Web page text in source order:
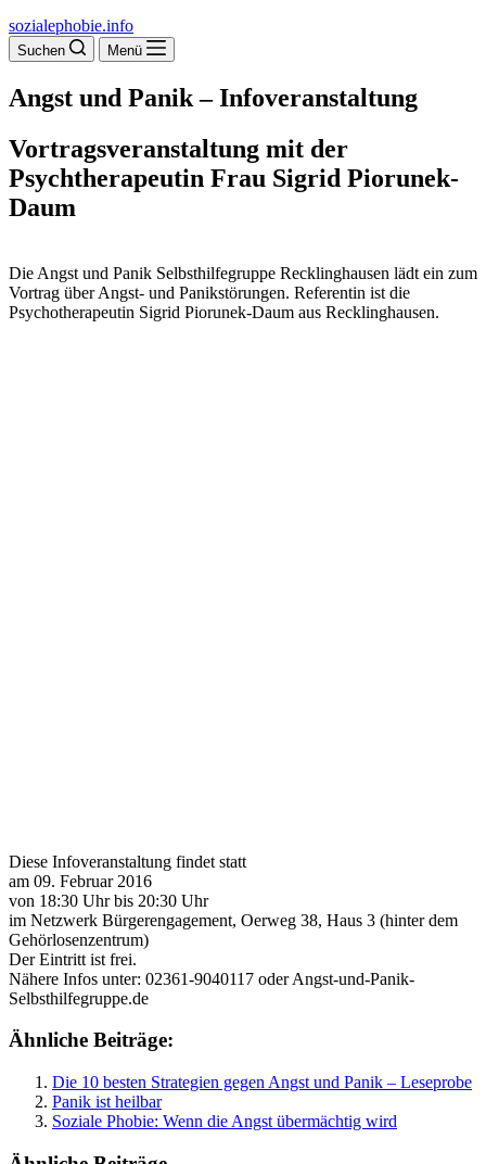
sozialephobie.info
Suchen Menü
Angst und Panik – Infoveranstaltung
Vortragsveranstaltung mit der
Psychtherapeutin Frau Sigrid Piorunek-
Daum
Die Angst und Panik Selbsthilfegruppe Recklinghausen lädt ein zum
Vortrag über Angst- und Panikstörungen. Referentin ist die
Psychotherapeutin Sigrid Piorunek-Daum aus Recklinghausen.
Diese Infoveranstaltung findet statt
am 09. Februar 2016
von 18:30 Uhr bis 20:30 Uhr
im Netzwerk Bürgerengagement, Oerweg 38, Haus 3 (hinter dem
Gehörlosenzentrum)
Der Eintritt ist frei.
Nähere Infos unter: 02361-9040117 oder Angst-und-Panik-
Selbsthilfegruppe.de
Ähnliche Beiträge:
Die 10 besten Strategien gegen Angst und Panik – Leseprobe
Panik ist heilbar
Soziale Phobie: Wenn die Angst übermächtig wird